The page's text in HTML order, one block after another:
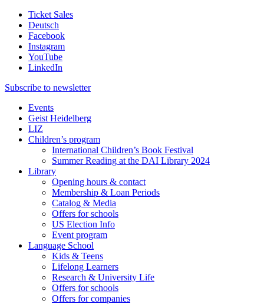
Ticket Sales
Deutsch
Facebook
Instagram
YouTube
LinkedIn
Subscribe to newsletter
Events
Geist Heidelberg
LIZ
Children’s program
International Children’s Book Festival
Summer Reading at the DAI Library 2024
Library
Opening hours & contact
Membership & Loan Periods
Catalog & Media
Offers for schools
US Election Info
Event program
Language School
Kids & Teens
Lifelong Learners
Research & University Life
Offers for schools
Offers for companies